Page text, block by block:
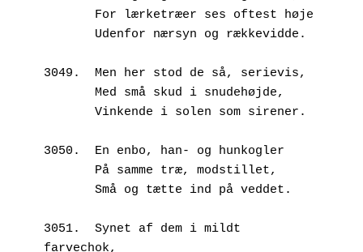
       For lærketræer ses oftest høje
       Udenfor nærsyn og rækkevidde.
3049.  Men her stod de så, serievis,
       Med små skud i snudehøjde,
       Vinkende i solen som sirener.
3050.  En enbo, han- og hunkogler
       På samme træ, modstillet,
       Små og tætte ind på veddet.
3051.  Synet af dem i mildt
farvechok,